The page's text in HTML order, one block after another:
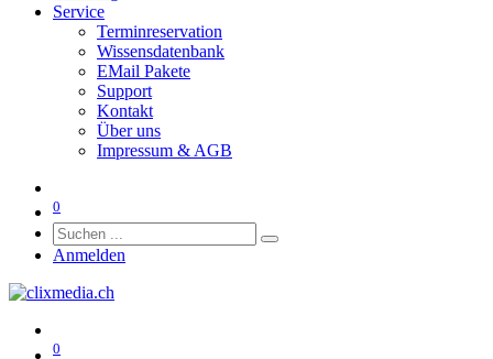
Service
Terminreservation
Wissensdatenbank
EMail Pakete
Support
Kontakt
Über uns
Impressum & AGB
0
Anmelden
0